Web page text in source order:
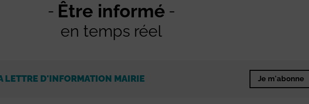
Être informé
en temps réel
LETTRE D'INFORMATION MAIRIE Je m'abonne